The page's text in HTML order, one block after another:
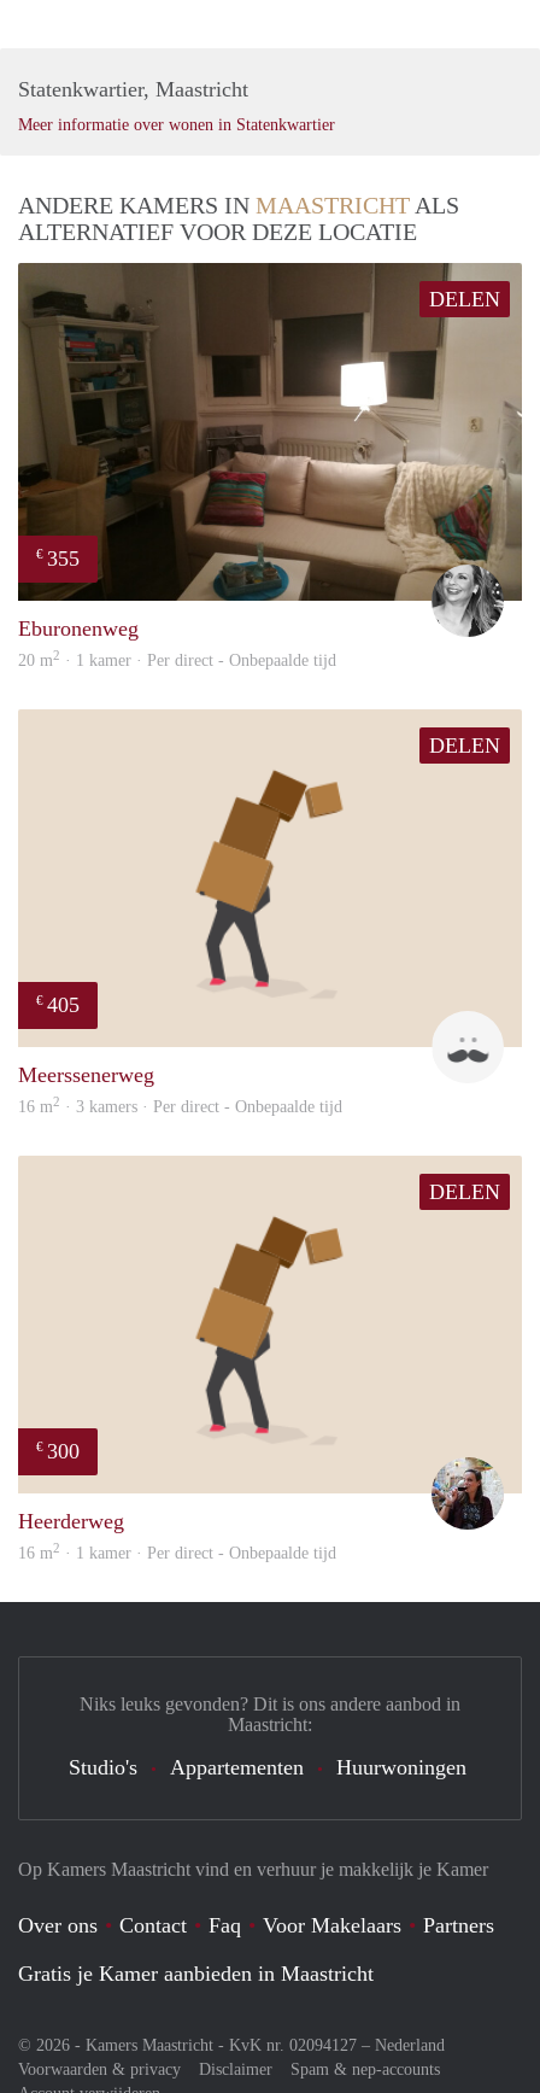
Statenkwartier, Maastricht
Meer informatie over wonen in Statenkwartier
ANDERE KAMERS IN MAASTRICHT ALS
ALTERNATIEF VOOR DEZE LOCATIE
DELEN
€ 355
Eburonenweg
20 m2 · 1 kamer · Per direct - Onbepaalde tijd
DELEN
€ 405
Meerssenerweg
16 m2 · 3 kamers · Per direct - Onbepaalde tijd
DELEN
€ 300
Heerderweg
16 m2 · 1 kamer · Per direct - Onbepaalde tijd
Op Kamers Maastricht vind en verhuur je makkelijk je Kamer
Over ons Contact Faq Voor Makelaars
Partners
Gratis je Kamer aanbieden in Maastricht
© 2026 - Kamers Maastricht - KvK nr. 02094127 – Nederland
Voorwaarden & privacy
Disclaimer
Spam & nep-accounts
Niks leuks gevonden? Dit is ons andere aanbod in
Maastricht:
Studio's Appartementen Huurwoningen